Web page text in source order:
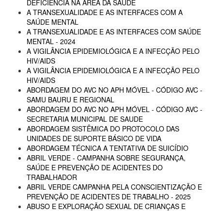
DEFICIÊNCIA NA ÁREA DA SAÚDE
A TRANSEXUALIDADE E AS INTERFACES COM A
SAÚDE MENTAL
A TRANSEXUALIDADE E AS INTERFACES COM SAÚDE
MENTAL - 2024
A VIGILÂNCIA EPIDEMIOLÓGICA E A INFECÇÃO PELO
HIV/AIDS
A VIGILÂNCIA EPIDEMIOLÓGICA E A INFECÇÃO PELO
HIV/AIDS
ABORDAGEM DO AVC NO APH MÓVEL - CÓDIGO AVC -
SAMU BAURU E REGIONAL
ABORDAGEM DO AVC NO APH MÓVEL - CÓDIGO AVC -
SECRETARIA MUNICIPAL DE SAUDE
ABORDAGEM SISTÊMICA DO PROTOCOLO DAS
UNIDADES DE SUPORTE BÁSICO DE VIDA
ABORDAGEM TÉCNICA A TENTATIVA DE SUICÍDIO
ABRIL VERDE - CAMPANHA SOBRE SEGURANÇA,
SAÚDE E PREVENÇÃO DE ACIDENTES DO
TRABALHADOR
ABRIL VERDE CAMPANHA PELA CONSCIENTIZAÇÃO E
PREVENÇÃO DE ACIDENTES DE TRABALHO - 2025
ABUSO E EXPLORAÇÃO SEXUAL DE CRIANÇAS E